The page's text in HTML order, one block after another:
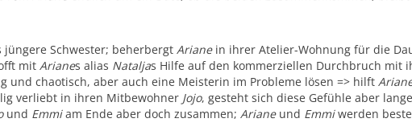
jüngere Schwester; beherbergt Arianein ihrer Atelier-Wohnung für die
mit Arianes alias Nataljas Hilfe auf den kommerziellen Durchbruch mit
und chaotisch, aber auch eine Meisterin im Probleme lösen => hilft
verliebt in ihren Mitbewohner Jojo, gesteht sich diese Gefühle aber
und Emmiam Ende aber doch zusammen; Arianeund Emmiwerden